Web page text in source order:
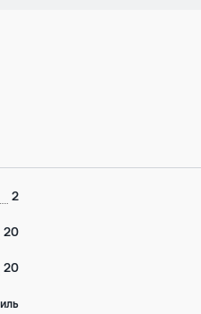
2
20
20